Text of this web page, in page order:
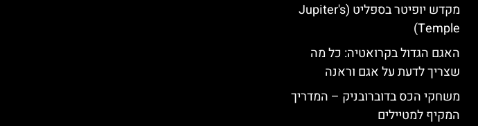
מקדש יופיטר בספליט (Jupiter's
Temple)
האגם הגדול בקרואטיה: כל מה
שצריך לדעת על אגם וראנה
משחקי הכס בדוברובניק – המדריך
המקיף למטיילים